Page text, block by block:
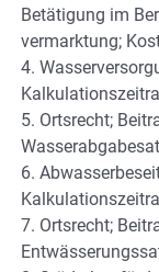
Betätigung im
vermarktung;
4.
5. Ortsrecht;
6.
7. Ortsrecht;